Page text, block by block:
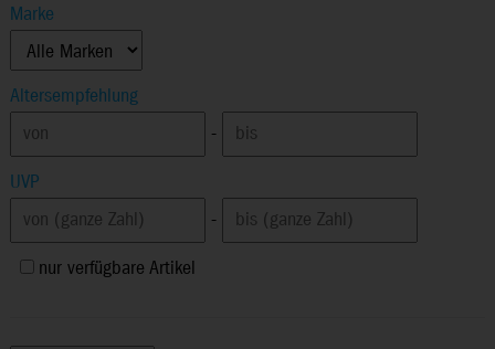
Marke
Altersempfehlung
-
UVP
-
nur verfügbare Artikel